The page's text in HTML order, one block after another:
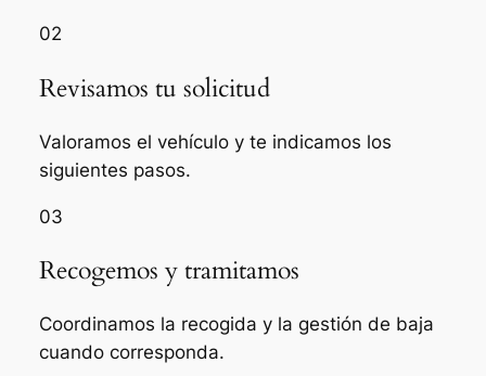
02
Revisamos tu solicitud
Valoramos el vehículo y te indicamos los
siguientes pasos.
03
Recogemos y tramitamos
Coordinamos la recogida y la gestión de baja
cuando corresponda.